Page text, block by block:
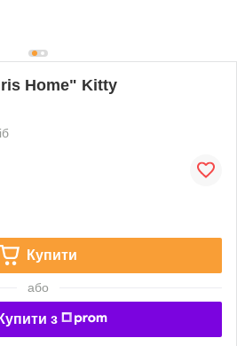
Home" Kitty
Купити
або
Купити з